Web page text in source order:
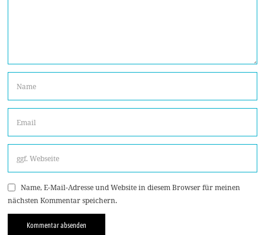
Name, E-Mail-Adresse und Website in diesem Browser für meinen
nächsten Kommentar speichern.